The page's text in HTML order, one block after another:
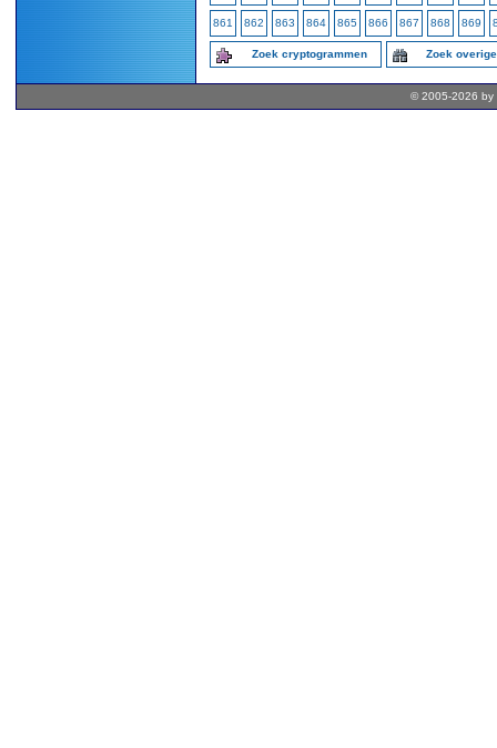
861 862 863 864 865 866 867 868 869
Zoek cryptogrammen Zoek
© 2005-2026 by